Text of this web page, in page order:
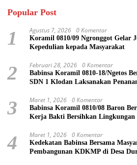
Popular Post
1 Agustus 7, 2026 0 Komentar
Koramil 0810/09 Ngronggot Gelar
Kepedulian kepada Masyarakat
2 Februari 28, 2026 0 Komentar
Babinsa Koramil 0810-18/Ngetos
SDN 1 Klodan Laksanakan
3 Maret 1, 2026 0 Komentar
Babinsa Koramil 0810/08 Baron
Kerja Bakti Bersihkan Lingkungan
4 Maret 1, 2026 0 Komentar
Kedekatan Babinsa Bersama
Pembangunan KDKMP di Desa